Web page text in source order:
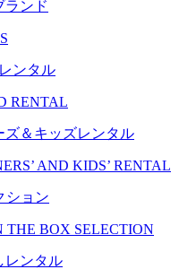
ランド
ンタル
RENTAL
ズ＆キッズレンタル
AND KIDS’ RENTAL
ション
THE BOX SELECTION
レンタル